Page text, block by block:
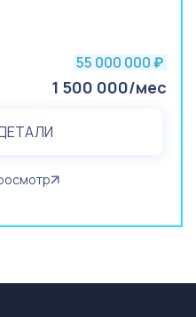
55 000 000 ₽
1 500 000/мес